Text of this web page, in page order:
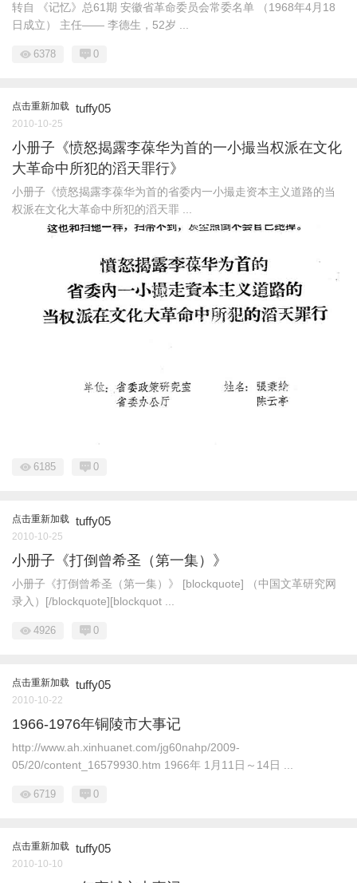
转自 《记忆》总61期 安徽省革命委员会常委名单 （1968年4月18
日成立） 主任—— 李德生，52岁 ...
6378 0
点击重新加载 tuffy05
2010-10-25
小册子《愤怒揭露李葆华为首的一小撮当权派在文化
大革命中所犯的滔天罪行》
小册子《愤怒揭露李葆华为首的省委内一小撮走资本主义道路的当
权派在文化大革命中所犯的滔天罪 ...
6185 0
点击重新加载 tuffy05
2010-10-25
小册子《打倒曾希圣（第一集）》
小册子《打倒曾希圣（第一集）》 [blockquote] （中国文革研究网
录入）[/blockquote][blockquot ...
4926 0
点击重新加载 tuffy05
2010-10-22
1966-1976年铜陵市大事记
http://www.ah.xinhuanet.com/jg60nahp/2009-
05/20/content_16579930.htm 1966年 1月11日～14日 ...
6719 0
点击重新加载 tuffy05
2010-10-10